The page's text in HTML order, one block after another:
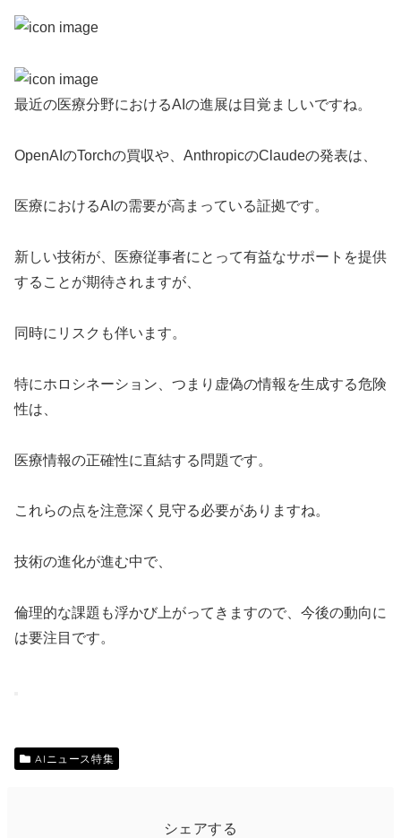
最近の医療分野におけるAIの進展は目覚ましいですね。
OpenAIのTorchの買収や、AnthropicのClaudeの発表は、
医療におけるAIの需要が高まっている証拠です。
新しい技術が、医療従事者にとって有益なサポートを提供
することが期待されますが、
同時にリスクも伴います。
特にホロシネーション、つまり虚偽の情報を生成する危険
性は、
医療情報の正確性に直結する問題です。
これらの点を注意深く見守る必要がありますね。
技術の進化が進む中で、
倫理的な課題も浮かび上がってきますので、今後の動向に
は要注目です。
AIニュース特集
シェアする